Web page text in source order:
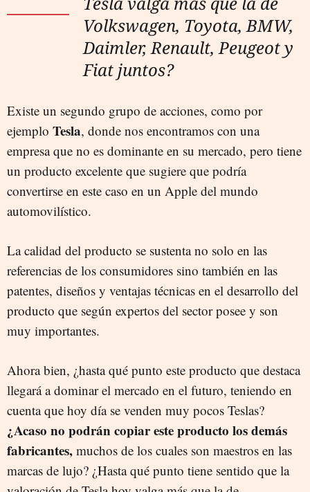
Volkswagen, Toyota, BMW,
Daimler, Renault, Peugeot y
Fiat juntos?
Existe un segundo grupo de acciones, como por
ejemplo Tesla, donde nos encontramos con una
empresa que no es dominante en su mercado, pero tiene
un producto excelente que sugiere que podría
convertirse en este caso en un Apple del mundo
automovilístico.
La calidad del producto se sustenta no solo en las
referencias de los consumidores sino también en las
patentes, diseños y ventajas técnicas en el desarrollo del
producto que según expertos del sector posee y son
muy importantes.
Ahora bien, ¿hasta qué punto este producto que destaca
llegará a dominar el mercado en el futuro, teniendo en
cuenta que hoy día se venden muy pocos Teslas?
¿Acaso no podrán copiar este producto los demás
fabricantes, muchos de los cuales son maestros en las
marcas de lujo? ¿Hasta qué punto tiene sentido que la